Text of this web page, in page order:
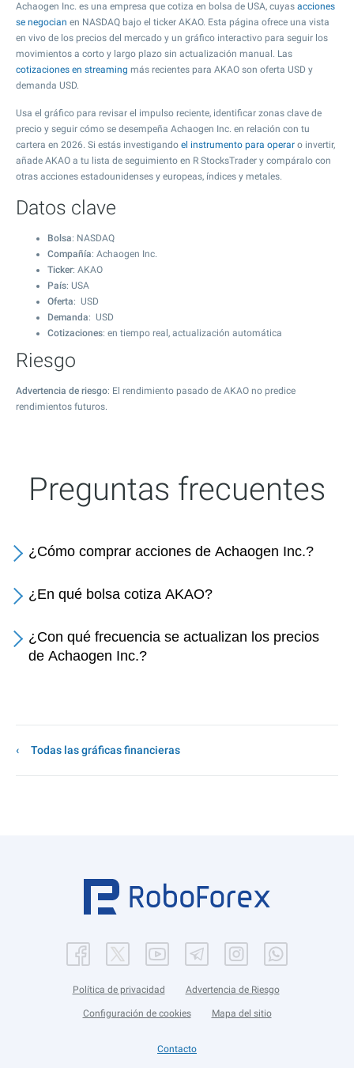
Achaogen Inc. es una empresa que cotiza en bolsa de USA, cuyas acciones
se negocian en NASDAQ bajo el ticker AKAO. Esta página ofrece una vista
en vivo de los precios del mercado y un gráfico interactivo para seguir los
movimientos a corto y largo plazo sin actualización manual. Las
cotizaciones en streaming más recientes para AKAO son oferta USD y
demanda USD.
Usa el gráfico para revisar el impulso reciente, identificar zonas clave de
precio y seguir cómo se desempeña Achaogen Inc. en relación con tu
cartera en 2026. Si estás investigando el instrumento para operar o invertir,
añade AKAO a tu lista de seguimiento en R StocksTrader y compáralo con
otras acciones estadounidenses y europeas, índices y metales.
Datos clave
Bolsa: NASDAQ
Compañía: Achaogen Inc.
Ticker: AKAO
País: USA
Oferta: USD
Demanda: USD
Cotizaciones: en tiempo real, actualización automática
Riesgo
Advertencia de riesgo: El rendimiento pasado de AKAO no predice
rendimientos futuros.
Preguntas frecuentes
¿Cómo comprar acciones de Achaogen Inc.?
¿En qué bolsa cotiza AKAO?
¿Con qué frecuencia se actualizan los precios
de Achaogen Inc.?
Todas las gráficas financieras
Política de privacidad Advertencia de Riesgo
Configuración de cookies Mapa del sitio
Contacto